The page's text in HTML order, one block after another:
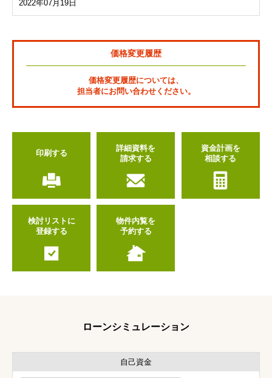
2022年07月19日
価格変更履歴
価格変更履歴については、
担当者にお問い合わせください。
印刷する
詳細資料を
請求する
資金計画を
相談する
検討リストに
登録する
物件内覧を
予約する
ローンシミュレーション
自己資金